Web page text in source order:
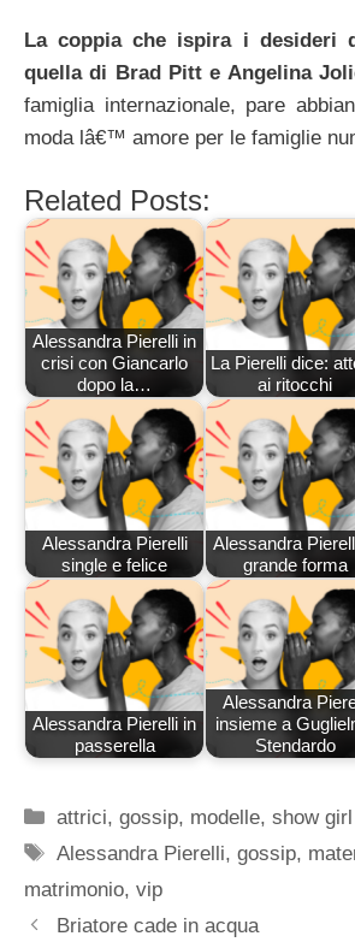
La coppia che ispira i desideri
quella di Brad Pitt e Angelina
famiglia internazionale, pare
moda lâ€™ amore per le famiglie
Related Posts:
Alessandra Pierelli in
crisi con Giancarlo
dopo la…
La Pierelli dice:
ai ritocchi
Alessandra Pierelli
single e felice
Alessandra
grande forma
Alessandra Pierelli in
passerella
Alessandra
insieme a
Stendardo
Categorie
attrici,gossip, modelle,show girl
Tag
Alessandra Pierelli,gossip,
matrimonio, vip
Briatore cade in acqua